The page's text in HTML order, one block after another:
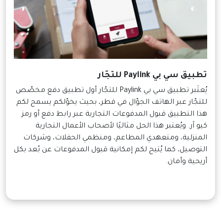
تطبيق سي بي Paylink للتجّار
يُعتَبر تطبيق سي بي Paylink للتجّار أول تطبيق دفع مخصّص
للتجّار عبر الهاتف الجوّال في قطر، بحيث يخوّلكم يسمح لكم
هذا التطبيق قبول المدفوعات التجارية عبر رابط دفع أو رمز
كيو آر. ويُعتبر هذا الحل مثاليًا لأصحاب الأعمال التجارية
المنزلية، ومتعهدي المطاعم، ومنظمي الحفلات، وشركات
التوصيل، كما يُتيح لكم إمكانية قبول المدفوعات عن بُعد بكل
أريحية وأمان.